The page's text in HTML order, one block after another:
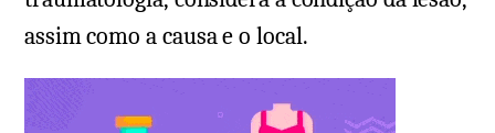
assim como a causa e o local.